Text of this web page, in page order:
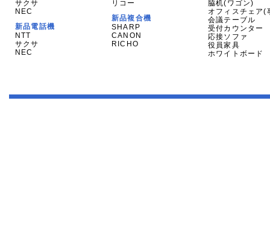
サクサ
NEC
新品電話機
NTT
サクサ
NEC
リコー
新品複合機
SHARP
CANON
RICHO
脇机(ワゴン)
オフィスチェア(
会議テーブル
受付カウンター
応接ソファ
役員家具
ホワイトボード